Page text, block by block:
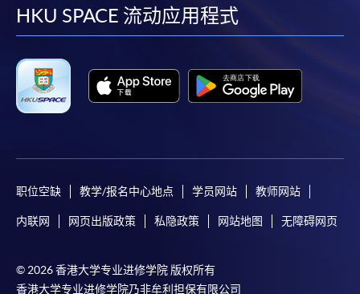
facebook
youtube
linkedin
HKU SPACE 流动应用程式
职位空缺 教学/报名中心地点 学员网站 教师网站
内联网 网页出版政策 私隐政策 网站地图 无障碍网页
© 2026 香港大学专业进修学院 版权所有
香港大学专业进修学院乃非牟利担保有限公司